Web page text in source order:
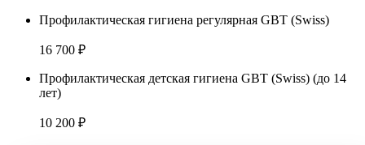
Профилактическая гигиена регулярная GBT (Swiss)
16 700 ₽
Профилактическая детская гигиена GBT (Swiss) (до 14
лет)
10 200 ₽